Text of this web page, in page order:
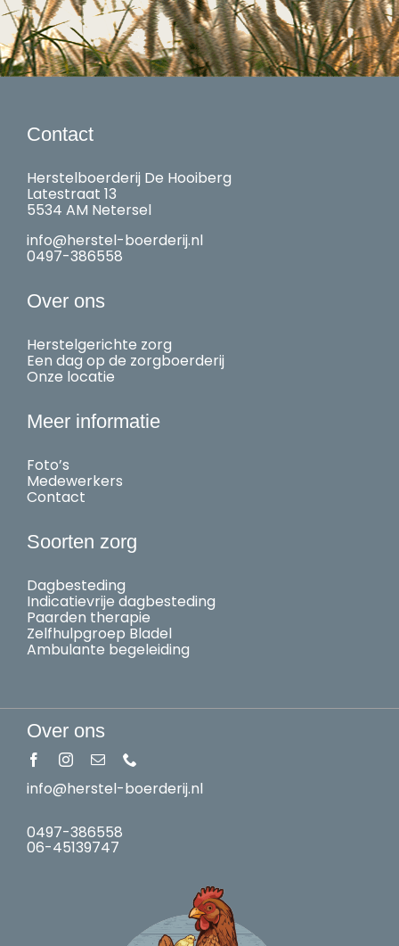
Contact
Herstelboerderij De Hooiberg
Latestraat 13
5534 AM Netersel
info@herstel-boerderij.nl
0497-386558
Over ons
Herstelgerichte zorg
Een dag op de zorgboerderij
Onze locatie
Meer informatie
Foto’s
Medewerkers
Contact
Soorten zorg
Dagbesteding
Indicatievrije dagbesteding
Paarden therapie
Zelfhulpgroep Bladel
Ambulante begeleiding
Over ons
info@herstel-boerderij.nl
0497-386558
06-45139747